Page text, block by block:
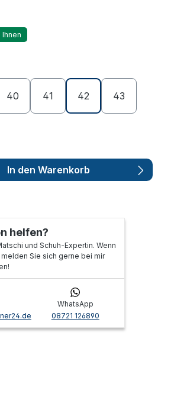
40 41 42 43
In den Warenkorb
helfen?
und Schuh-Expertin. Wenn
Sie sich gerne bei mir
WhatsApp
08721 126890